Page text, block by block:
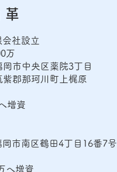
革
社設立
区薬院3丁目
珂川町上梶原
増資
鶴田4丁目16番7号
へ増資